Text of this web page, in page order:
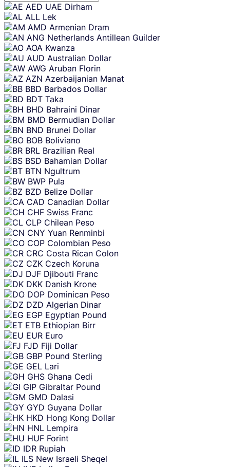
Skip
content
AED UAE Dirham
ALL Lek
AMD Armenian Dram
ANG Netherlands Antillean Guilder
AOA Kwanza
AUD Australian Dollar
AWG Aruban Florin
AZN Azerbaijanian Manat
BBD Barbados Dollar
BDT Taka
BHD Bahraini Dinar
BMD Bermudian Dollar
BND Brunei Dollar
BOB Boliviano
BRL Brazilian Real
BSD Bahamian Dollar
BTN Ngultrum
BWP Pula
BZD Belize Dollar
CAD Canadian Dollar
CHF Swiss Franc
CLP Chilean Peso
CNY Yuan Renminbi
COP Colombian Peso
CRC Costa Rican Colon
CZK Czech Koruna
DJF Djibouti Franc
DKK Danish Krone
DOP Dominican Peso
DZD Algerian Dinar
EGP Egyptian Pound
ETB Ethiopian Birr
EUR Euro
FJD Fiji Dollar
GBP Pound Sterling
GEL Lari
GHS Ghana Cedi
GIP Gibraltar Pound
GMD Dalasi
GYD Guyana Dollar
HKD Hong Kong Dollar
HNL Lempira
HUF Forint
IDR Rupiah
ILS New Israeli Sheqel